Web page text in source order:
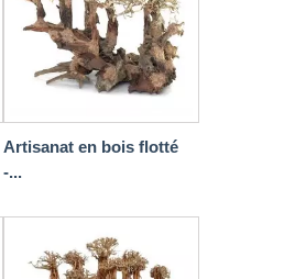
Artisanat en bois flotté
-...